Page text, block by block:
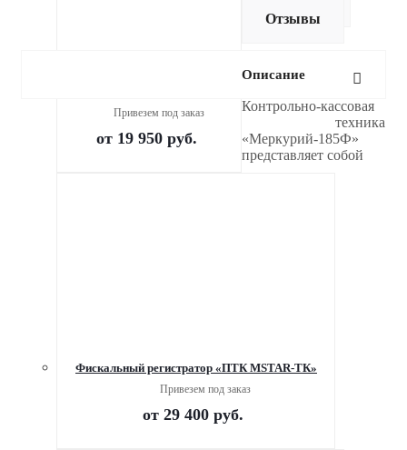
Привезем под заказ
от 19 950 руб.
Фискальный регистратор «ПТК MSTAR-ТК»
Привезем под заказ
от 29 400 руб.
Отзывы
Описание
Контрольно-кассовая
техника
«Меркурий-185Ф»
представляет собой